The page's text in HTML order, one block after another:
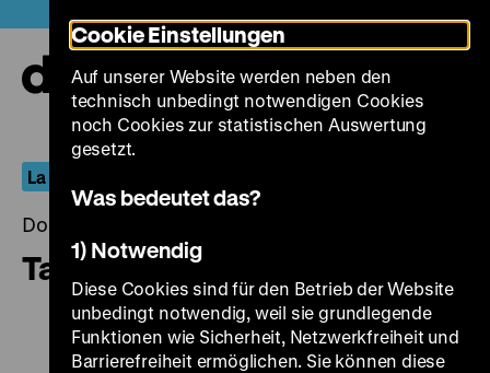
zum
Seiteninhalt
springen
La Factoría Querejeta
Donnerstag, 22. Oktober 2020, 19.00 Uhr
Tasio
Cookie Einstellungen
Auf unserer Website werden neben den
technisch unbedingt notwendigen Cookies
noch Cookies zur statistischen Auswertung
gesetzt.
Was bedeutet das?
1) Notwendig
Diese Cookies sind für den Betrieb der Website
unbedingt notwendig, weil sie grundlegende
Funktionen wie Sicherheit, Netzwerkfreiheit und
Barrierefreiheit ermöglichen. Sie können diese